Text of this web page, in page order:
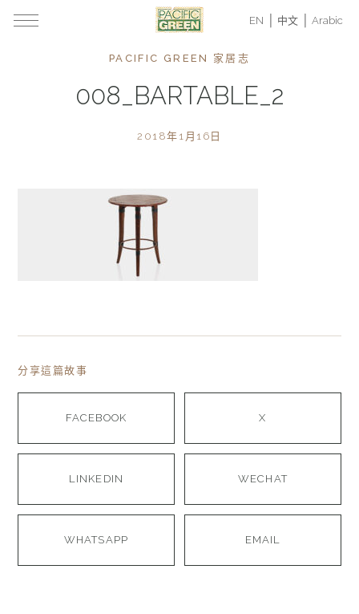
EN 中文 Arabic
PACIFIC GREEN 家居志
008_BARTABLE_2
2018年1月16日
分享這篇故事
FACEBOOK X
LINKEDIN WECHAT
WHATSAPP EMAIL